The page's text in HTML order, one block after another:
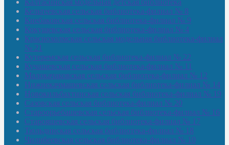
Калтасинская модельная детская библиотека
Кельтеевская сельская библиотека-филиал № 8
Киебаковская сельская библиотека-филиал № 9
Кокушевская сельская библиотека-филиал № 4
Краснохолмская сельская модельная библиотека-филиал
№ 21
Кутеремская сельская библиотека-филиал № 22
Кучашевская сельская библиотека-филиал № 11
Малокачаковская сельская библиотека-филиал № 12
Нижнекачмашевская сельская библиотека-филиал № 14
Новокильбахтинская сельская библиотека-филиал № 19
Сазовская сельская библиотека-филиал № 20
Староорьебашевская сельская библиотека-филиал № 16
Старояшевская сельская библиотека-филиал № 17
Тюльдинская сельская библиотека-филиал № 18
Чилибеевская сельская библиотека-филиал № 10